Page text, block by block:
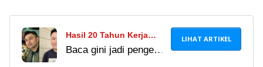
Hasil 20 Tahun Kerja
dengan Raffi Ahmad,
Baca gini jadi pengen
LIHAT ARTIKEL